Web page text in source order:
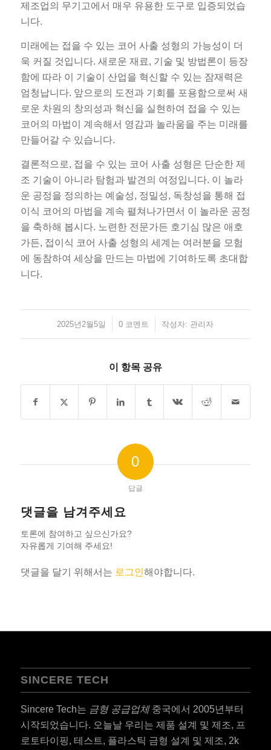
제조업의 무기고에서 매우 유용한 도구로 입증되었습
니다.
미래에는 접을 수 있는 코어 사출 성형의 가능성이 더
욱 커질 것입니다. 새로운 재료, 기술 및 방법론이 등장
함에 따라 이 기술이 산업을 혁신할 수 있는 잠재력은
엄청납니다. 앞으로의 도전과 기회를 포용함으로써 새
로운 차원의 창의성과 혁신을 실현하여 접을 수 있는
코어의 마법이 계속해서 영감과 놀라움을 주는 미래를
만들어갈 수 있습니다.
결론적으로, 접을 수 있는 코어 사출 성형은 단순한 제
조 기술이 아니라 탐험과 발견의 여정입니다. 이 놀라
운 공정을 정의하는 예술성, 정밀성, 독창성을 통해 접
이식 코어의 마법을 계속 펼쳐나가면서 이 놀라운 공정
을 축하해 봅시다. 노련한 전문가든 호기심 많은 애호
가든, 접이식 코어 사출 성형의 세계는 여러분을 모험
에 동참하여 세상을 만드는 마법에 기여하도록 초대합
니다.
2025년2월5일
/ 0 코멘트
/ 작성자: 관리자
이 항목 공유
0
답글
댓글을 남겨주세요
토론에 참여하고 싶으신가요?
자유롭게 기여해 주세요!
댓글을 달기 위해서는 로그인해야합니다.
SINCERE TECH
Sincere Tech는 금형 공급업체중국에서 2005년부터
시작되었습니다. 오늘날 우리는 제품 설계 및 제조, 프
로토타이핑, 테스트, 플라스틱 금형 설계 및 제조, 2k